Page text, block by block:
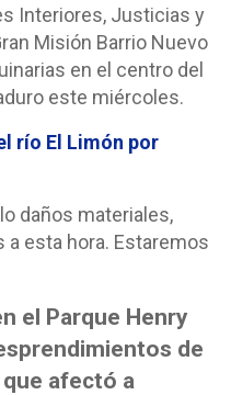
Interiores, Justicias y
Misión Barrio Nuevo
en el centro del
este miércoles.
río El Limón por
daños materiales,
esta hora. Estaremos
el Parque Henry
de
afectó a